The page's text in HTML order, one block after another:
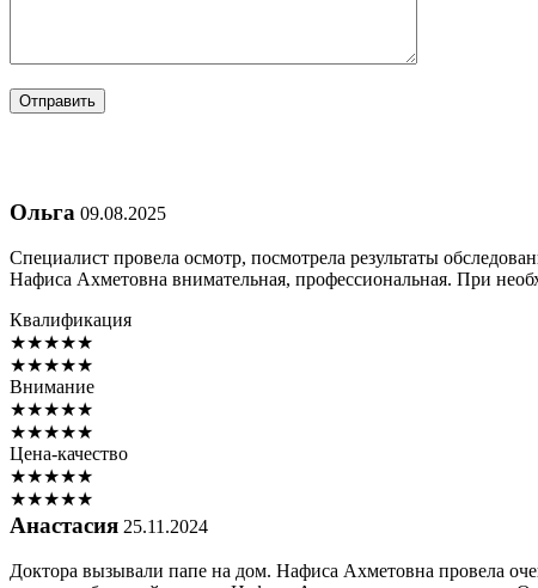
Ольга 09.08.2025
Специалист провела осмотр, посмотрела результаты
Нафиса Ахметовна внимательная, профессиональная. При
Квалификация
★★★★★
★★★★★
Внимание
★★★★★
★★★★★
Цена-качество
★★★★★
★★★★★
Анастасия 25.11.2024
Доктора вызывали папе на дом. Нафиса Ахметовна провела